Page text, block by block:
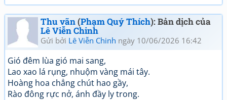
Thu vãn(Phạm Quý Thích): Bản dịch của
Lê Viễn Chinh
Gửi bởi Lê Viễn Chinh ngày 10/06/2026 16:42
Gió đêm lùa gió mai sang,
Lao xao lá rụng, nhuộm vàng mái tây.
Hoàng hoa chẳng chút hao gầy,
Rào đông rực nở, ánh đầy ly trong.